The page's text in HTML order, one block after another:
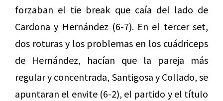
forzaban el tie break que caía del lado de
Cardona y Hernández (6-7). En el tercer set,
dos roturas y los problemas en los cuádriceps
de Hernández, hacían que la pareja más
regular y concentrada, Santigosa y Collado, se
apuntaran el envite (6-2), el partido y el título